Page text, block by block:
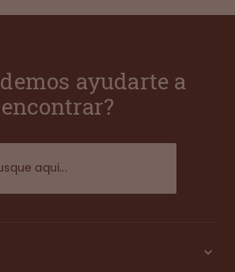
ayudarte a
encontrar?